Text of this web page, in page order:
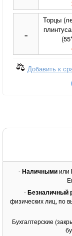
-
Торцы
Добавить к
-Наличнымиили
-Безналичный
физических лиц, по
Бухгалтерские